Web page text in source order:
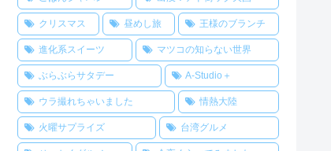
クリスマス 昼めし旅 王様のブランチ
進化系スイーツ マツコの知らない世界
ぶらぶらサタデー A-Studio＋
ウラ撮れちゃいました 情熱大陸
火曜サプライズ 台湾グルメ